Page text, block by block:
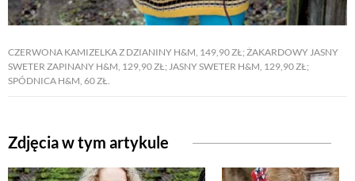
CZERWONA KAMIZELKA Z DZIANINY H&M, 149,90 ZŁ; ŻAKARDOWY JASNY
SWETER ZAPINANY H&M, 129,90 ZŁ; JASNY SWETER H&M, 129,90 ZŁ;
SPÓDNICA H&M, 60 ZŁ.
Zdjęcia w tym artykule